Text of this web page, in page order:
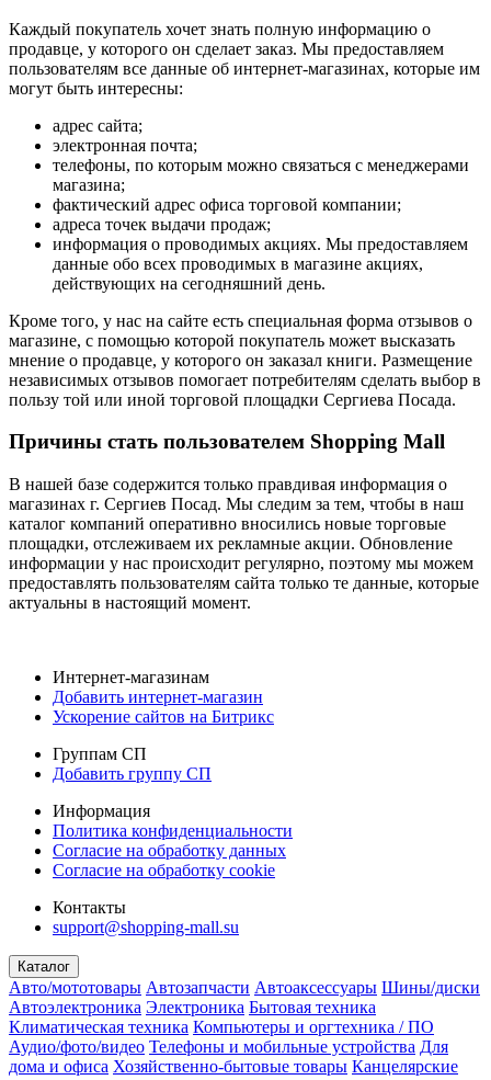
Каждый покупатель хочет знать полную информацию о
продавце, у которого он сделает заказ. Мы предоставляем
пользователям все данные об интернет-магазинах, которые им
могут быть интересны:
адрес сайта;
электронная почта;
телефоны, по которым можно связаться с менеджерами
магазина;
фактический адрес офиса торговой компании;
адреса точек выдачи продаж;
информация о проводимых акциях. Мы предоставляем
данные обо всех проводимых в магазине акциях,
действующих на сегодняшний день.
Кроме того, у нас на сайте есть специальная форма отзывов о
магазине, с помощью которой покупатель может высказать
мнение о продавце, у которого он заказал книги. Размещение
независимых отзывов помогает потребителям сделать выбор в
пользу той или иной торговой площадки Сергиева Посада.
Причины стать пользователем Shopping Mall
В нашей базе содержится только правдивая информация о
магазинах г. Сергиев Посад. Мы следим за тем, чтобы в наш
каталог компаний оперативно вносились новые торговые
площадки, отслеживаем их рекламные акции. Обновление
информации у нас происходит регулярно, поэтому мы можем
предоставлять пользователям сайта только те данные, которые
актуальны в настоящий момент.
Интернет-магазинам
Добавить интернет-магазин
Ускорение сайтов на Битрикс
Группам СП
Добавить группу СП
Информация
Политика конфиденциальности
Согласие на обработку данных
Согласие на обработку cookie
Контакты
support@shopping-mall.su
Каталог
Авто/мототовары Автозапчасти Автоаксессуары Шины/диски
Автоэлектроника Электроника Бытовая техника
Климатическая техника Компьютеры и оргтехника / ПО
Аудио/фото/видео Телефоны и мобильные устройства Для
дома и офиса Хозяйственно-бытовые товары Канцелярские